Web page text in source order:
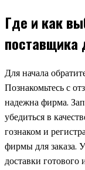
Где и как
поставщика
Для начала
Познакомьтесь с
надежна фирма.
убедиться в
гознаком и
фирмы для заказа.
доставки готового